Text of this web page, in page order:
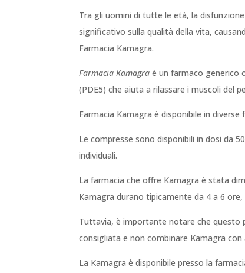
Tra gli uomini di tutte le età, la
significativo sulla qualità della vita,
Farmacia Kamagra.
Farmacia Kamagra è un farmaco generico
(PDE5) che aiuta a rilassare i muscoli del
Farmacia Kamagra è disponibile in
Le compresse sono disponibili in dosi da
individuali.
La farmacia che offre Kamagra è stata
Kamagra durano tipicamente da 4 a 6
Tuttavia, è importante notare che questo
consigliata e non combinare Kamagra
La Kamagra è disponibile presso la